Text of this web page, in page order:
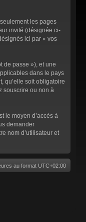
les pages
invité (désignée ci-
ici par « vos
de passe »), et une
dans le pays
qu’elle soit obligatoire
souscrire ou non à
le moyen d’accès à
demander
nom d’utilisateur et
au format UTC+02:00